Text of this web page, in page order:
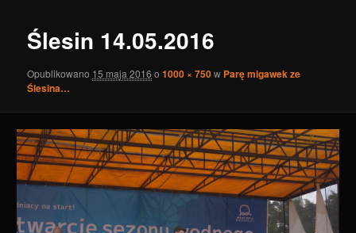
Ślesin 14.05.2016
Opublikowano 15 maja 2016 o1000 × 750w Parę migawek ze
Ślesina…